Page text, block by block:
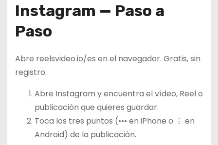
Instagram — Paso a
Paso
Abre reelsvideo.io/es en el navegador. Gratis, sin
registro.
Abre Instagram y encuentra el vídeo, Reel o
publicación que quieres guardar.
Toca los tres puntos (••• en iPhone o ⋮ en
Android) de la publicación.